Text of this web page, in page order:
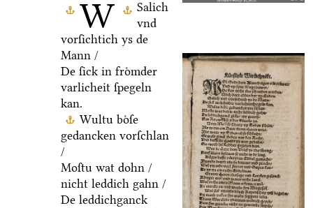
W
Salich
vnd
vorſichtich ys de
Mann /
De ſick in froͤmder
varlicheit ſpegeln
kan.
Wultu boͤſe
gedancken vorſchlan
/
Moſtu wat dohn /
nicht leddich gahn /
De leddichganck